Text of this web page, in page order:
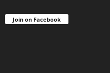
Join on Facebook